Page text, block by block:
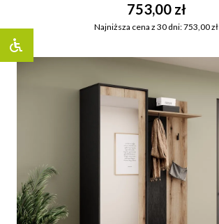
753,00 zł
Najniższa cena z 30 dni: 753,00 zł